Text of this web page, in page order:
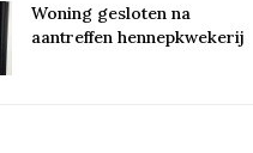
Woning gesloten na
aantreffen hennepkwekerij